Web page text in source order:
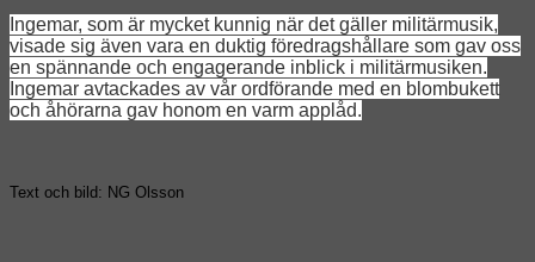
Ingemar, som är mycket kunnig när det gäller militärmusik,
visade sig även vara en duktig föredragshållare som gav oss
en spännande och engagerande inblick i militärmusiken.
Ingemar avtackades av vår ordförande med en blombukett
och åhörarna gav honom en varm applåd.
Text och bild: NG Olsson